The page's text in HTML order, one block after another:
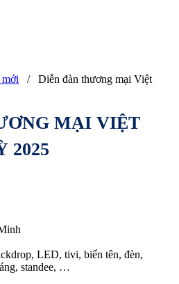
/ Diễn đàn thương mại Việt
MẠI VIỆT
2025
LED, tivi, biển tên, đèn,
standee, …